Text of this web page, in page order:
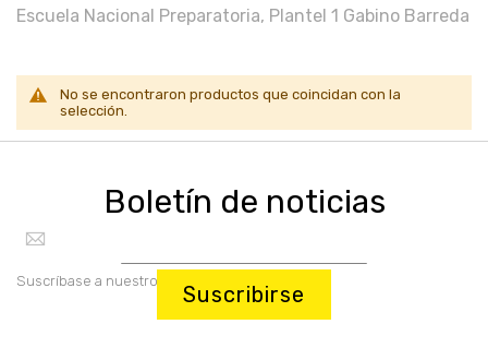
Escuela Nacional Preparatoria, Plantel 1 Gabino Barreda
No se encontraron productos que coincidan con la
selección.
Boletín de noticias
Suscríbase a nuestro boletín:
Suscribirse